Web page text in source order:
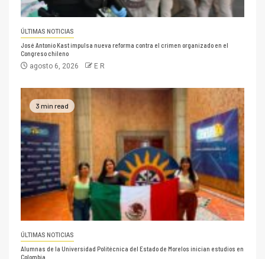
ÚLTIMAS NOTICIAS
José Antonio Kast impulsa nueva reforma contra el crimen organizado en el
Congreso chileno
agosto 6, 2026 E R
3 min read
ÚLTIMAS NOTICIAS
Alumnas de la Universidad Politécnica del Estado de Morelos inician estudios en
Colombia